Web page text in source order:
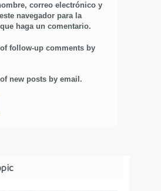
correo electrónico y
navegador para la
haga un comentario.
follow-up comments by
new posts by email.